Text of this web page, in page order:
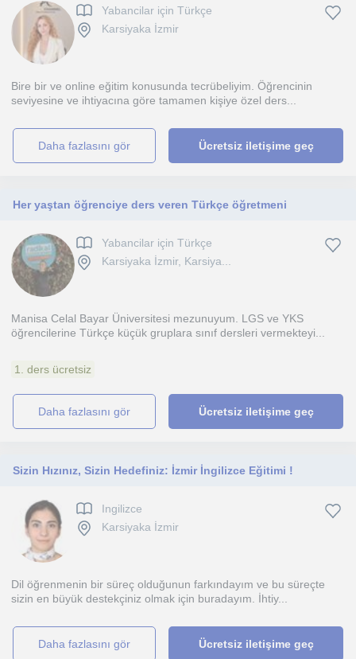
Yabancilar için Türkçe
Karsiyaka İzmir
Bire bir ve online eğitim konusunda tecrübeliyim. Öğrencinin
seviyesine ve ihtiyacına göre tamamen kişiye özel ders...
daha fazlasını gör Ücretsiz iletişime geç
Her yaştan öğrenciye ders veren Türkçe öğretmeni
Yabancilar için Türkçe
Karsiyaka İzmir, Karsiya...
Manisa Celal Bayar Üniversitesi mezunuyum. LGS ve YKS
öğrencilerine Türkçe küçük gruplara sınıf dersleri vermekteyi...
1. ders ücretsiz
daha fazlasını gör Ücretsiz iletişime geç
Sizin Hızınız, Sizin Hedefiniz: İzmir İngilizce Eğitimi !
Ingilizce
Karsiyaka İzmir
Dil öğrenmenin bir süreç olduğunun farkındayım ve bu süreçte
sizin en büyük destekçiniz olmak için buradayım. İhtiy...
daha fazlasını gör Ücretsiz iletişime geç